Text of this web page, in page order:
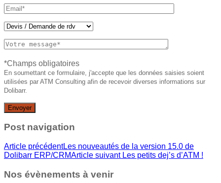
*Champs obligatoires
En soumettant ce formulaire, j'accepte que les données saisies soient
utilisées par ATM Consulting afin de recevoir diverses informations sur
Dolibarr.
Post navigation
Article précédentLes nouveautés de la version 15.0 de
Dolibarr ERP/CRMArticle suivant Les petits dej’s d’ATM !
Nos évènements à venir